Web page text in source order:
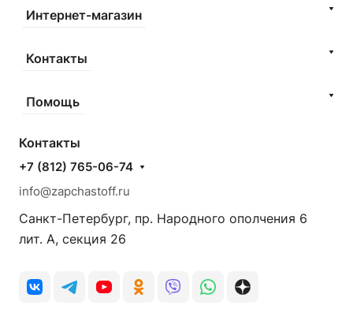
Интернет-магазин
Контакты
Помощь
Контакты
+7 (812) 765-06-74
info@zapchastoff.ru
Санкт-Петербург, пр. Народного ополчения 6
лит. А, секция 26